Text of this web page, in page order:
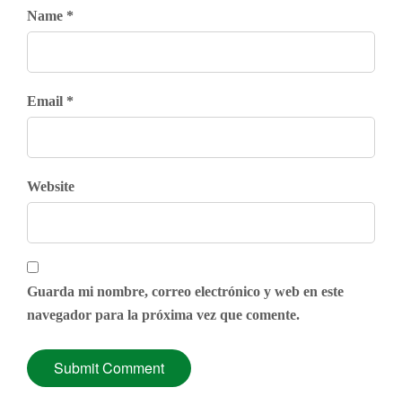
Name *
Email *
Website
Guarda mi nombre, correo electrónico y web en este
navegador para la próxima vez que comente.